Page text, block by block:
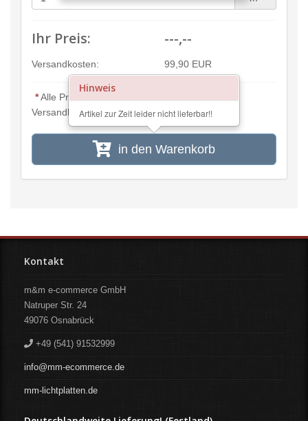
Ihr Preis: ---,--
Versandkosten: 99,90 EUR
*Alle Preisangaben inkl. MwSt. und zzgl.
Versandkosten
in den Warenkorb
Hinweis
Artikel zur Zeit leider nicht lieferbar!!
Kontakt
m&m e-commerce GmbH
Natruper Str. 24
49076 Osnabrück
+49 (541) 91532999
info@mm-ecommerce.de
mm-lichtplatten.de